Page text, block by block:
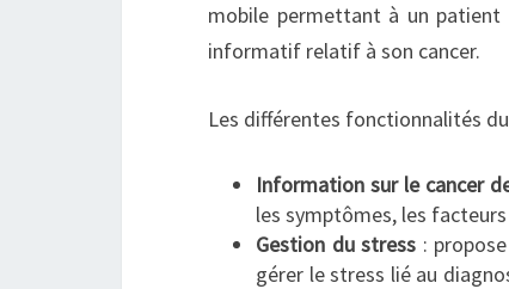
mobile permettant à un patient
informatif relatif à son cancer.
Les différentes fonctionnalités
Information sur le cancer
les symptômes, les
Gestion du stress :
gérer le stress lié au